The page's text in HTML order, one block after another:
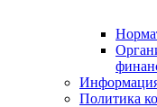
Политика